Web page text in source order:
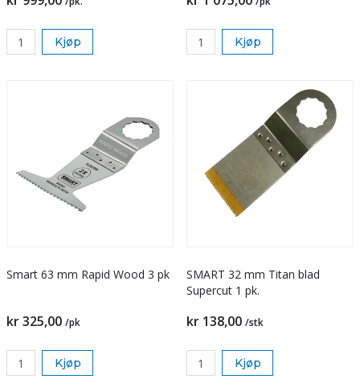
Kjøp Kjøp
Smart 63 mm Rapid Wood 3 pk
kr 325,00 /pk
Kjøp
SMART 32 mm Titan blad
Supercut 1 pk.
kr 138,00 /stk
Kjøp